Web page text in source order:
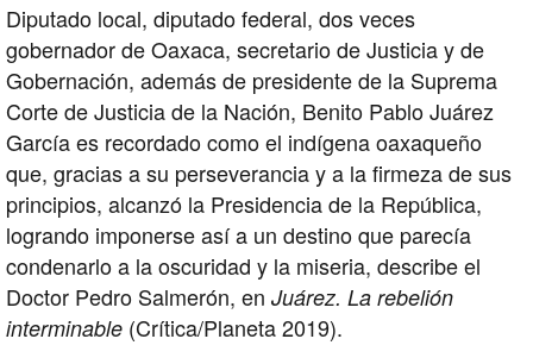
Diputado local, diputado federal, dos veces
gobernador de Oaxaca, secretario de Justicia y de
Gobernación, además de presidente de la Suprema
Corte de Justicia de la Nación, Benito Pablo Juárez
García es recordado como el indígena oaxaqueño
que, gracias a su perseverancia y a la firmeza de sus
principios, alcanzó la Presidencia de la República,
logrando imponerse así a un destino que parecía
condenarlo a la oscuridad y la miseria, describe el
Doctor Pedro Salmerón, en Juárez. La rebelión
interminable (Crítica/Planeta 2019).